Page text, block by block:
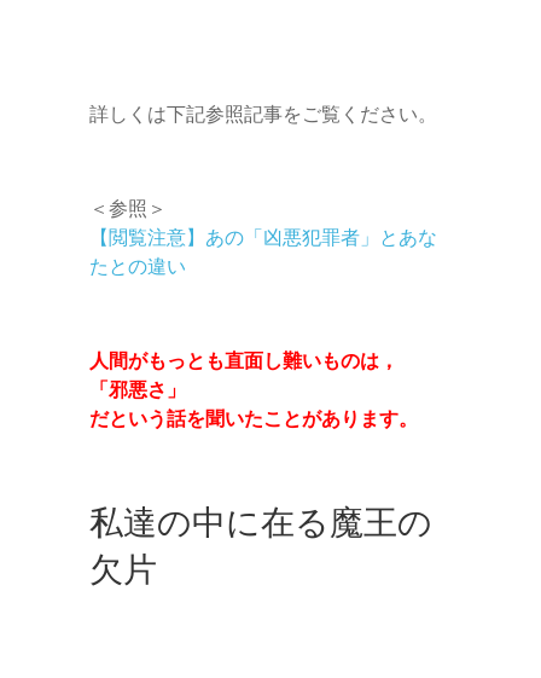
詳しくは下記参照記事をご覧ください。
＜参照＞
【閲覧注意】あの「凶悪犯罪者」とあな
たとの違い
人間がもっとも直面し難いものは，
「邪悪さ」
だという話を聞いたことがあります。
私達の中に在る魔王の
欠片